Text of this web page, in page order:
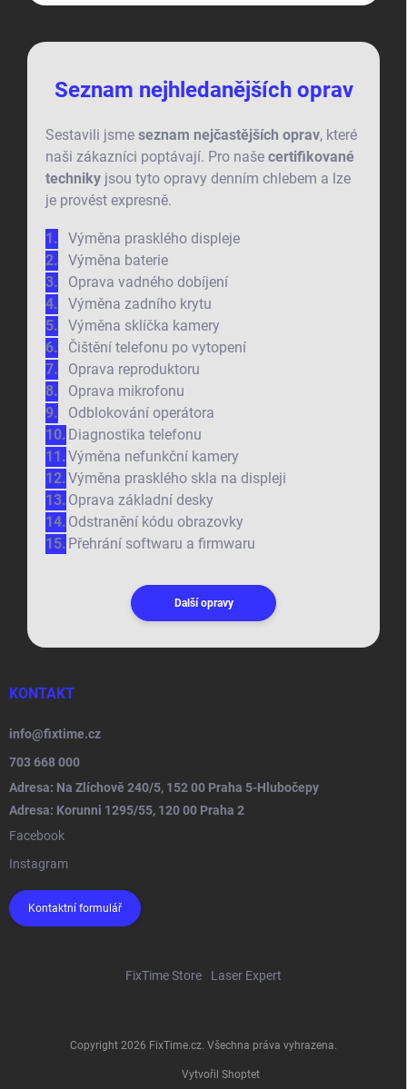
Seznam nejhledanějších oprav
Sestavili jsme seznam nejčastějších oprav, které
naši zákazníci poptávají. Pro naše certifikované
techniky jsou tyto opravy denním chlebem a lze
je provést expresně.
Výměna prasklého displeje
Výměna baterie
Oprava vadného dobíjení
Výměna zadního krytu
Výměna sklíčka kamery
Čištění telefonu po vytopení
Oprava reproduktoru
Oprava mikrofonu
Odblokování operátora
Diagnostika telefonu
Výměna nefunkční kamery
Výměna prasklého skla na displeji
Oprava základní desky
Odstranění kódu obrazovky
Přehrání softwaru a firmwaru
Další opravy
KONTAKT
info@fixtime.cz
703 668 000
Adresa: Na Zlíchově 240/5, 152 00 Praha 5-Hlubočepy
Adresa: Korunni 1295/55, 120 00 Praha 2
Facebook
Instagram
Kontaktní formulář
FixTime Store Laser Expert
Vytvořil Shoptet
Copyright 2026 FixTime.cz. Všechna práva vyhrazena.